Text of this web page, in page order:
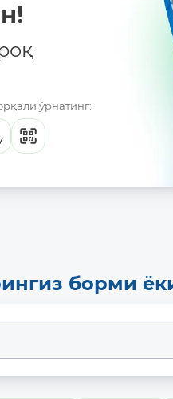
ўрнатинг:
борми